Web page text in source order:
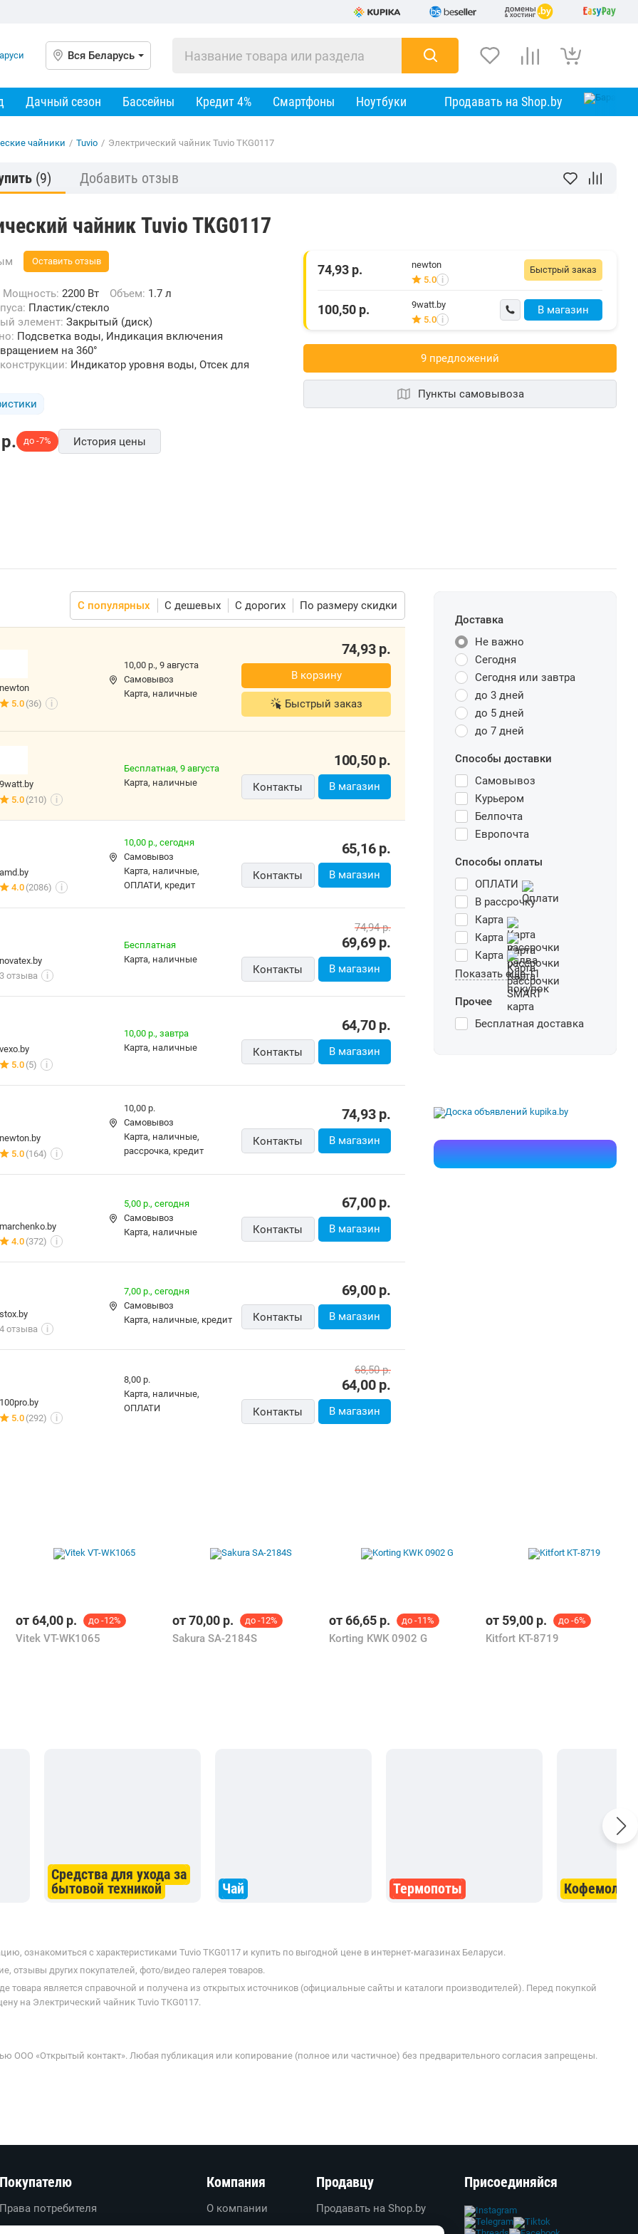
Вся Беларусь
Дачный сезон Бассейны Кредит 4% Смартфоны Ноутбуки Продавать на Shop.by
чайники / Tuvio / Электрический чайник Tuvio TKG0117
(9) Добавить отзыв
чайник Tuvio TKG0117
Оставить отзыв
Мощность: 2200 Вт Объем: 1.7 л
Пластик/стекло
элемент: Закрытый (диск)
Подсветка воды, Индикация включения
на 360°
Индикатор уровня воды, Отсек для
p. до -7% История цены
Быстрый заказ
74,93 р.
newton
5.0 i
В магазин
100,50 р.
9watt.by
5.0 i
9 предложений
Пункты самовывоза
С популярных С дешевых С дорогих По размеру скидки
newton
5.0 (36) i
10,00 р., 9 августа
Самовывоз
карта, наличные
74,93р.
В корзину
Быстрый заказ
9watt.by
5.0 (210) i
Бесплатная, 9 августа
карта, наличные
100,50р.
Контакты В магазин
amd.by
4.0 (2086) i
10,00 р., сегодня
Самовывоз
карта, наличные,
ОПЛАТИ, кредит
65,16р.
Контакты В магазин
novatex.by
3 отзыва
i
Бесплатная
карта, наличные
69,69р.
74,94р.
Контакты В магазин
vexo.by
5.0 (5) i
10,00 р., завтра
карта, наличные
64,70р.
Контакты В магазин
newton.by
5.0 (164) i
10,00 р.
Самовывоз
карта, наличные,
рассрочка, кредит
74,93р.
Контакты В магазин
marchenko.by
4.0 (372) i
5,00 р., сегодня
Самовывоз
карта, наличные
67,00р.
Контакты В магазин
stox.by
4 отзыва
i
7,00 р., сегодня
Самовывоз
карта, наличные, кредит
69,00р.
Контакты В магазин
100pro.by
5.0 (292) i
8,00 р.
карта, наличные,
ОПЛАТИ
64,00р.
68,50р.
Контакты В магазин
Доставка
Не важно
Сегодня
Сегодня или завтра
до 3 дней
до 5 дней
до 7 дней
Способы доставки
Самовывоз
Курьером
Белпочта
Европочта
Способы оплаты
ОПЛАТИ
В рассрочку
Карта
Карта
Карта
Показать еще 11
Прочее
Бесплатная доставка
от64,00 р. до -12%
Vitek VT-WK1065
от70,00 р. до -12%
Sakura SA-2184S
от66,65 р. до -11%
Korting KWK 0902 G
от 59,00 р. до -6%
Kitfort KT-8719
Средства для ухода за
бытовой техникой
Чай Термопоты Кофемолки
ознакомиться с характеристиками Tuvio TKG0117 и купить по выгодной цене в интернет-магазинах Беларуси.
отзывы других покупателей, фото/видео галерея товаров.
товара является справочной и получена из открытых источников (официальные сайты и каталоги производителей). Перед покупкой
на Электрический чайник Tuvio TKG0117.
ООО «Открытый контакт». Любая публикация или копирование (полное или частичное) без предварительного согласия запрещены.
Покупателю
Права потребителя
Компания
О компании
Продавцу
Продавать на Shop.by
Присоединяйся